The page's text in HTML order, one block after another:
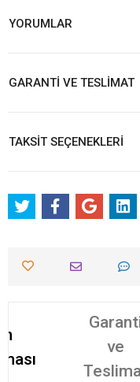
YORUMLAR
GARANTİ VE TESLİMAT
TAKSİT SEÇENEKLERİ
ve